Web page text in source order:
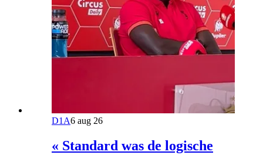
D1A6 aug 26
« Standard was de logische